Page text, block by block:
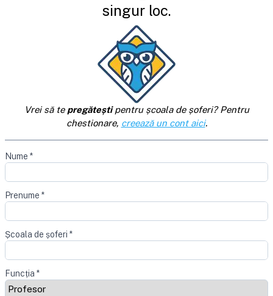
singur loc.
Vrei să te pregăteștipentru școala de șoferi? Pentru
chestionare, creează un cont aici.
Nume *
Prenume *
Școala de șoferi *
Funcția *